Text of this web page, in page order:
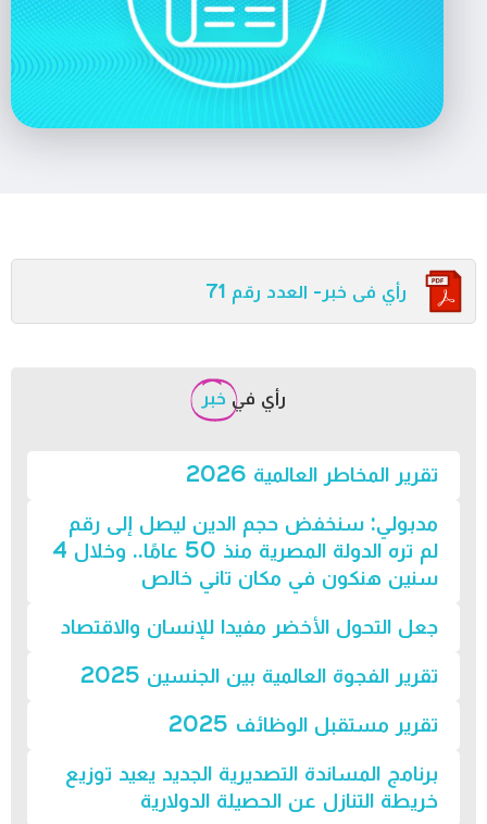
رأي فى خبر- العدد رقم 71
رأي في خبر
تقرير المخاطر العالمية 2026
مدبولي: سنخفض حجم الدين ليصل إلى رقم
لم تره الدولة المصرية منذ 50 عامًا.. وخلال 4
سنين هنكون في مكان تاني خالص
جعل التحول الأخضر مفيدا للإنسان والاقتصاد
تقرير الفجوة العالمية بين الجنسين 2025
تقرير مستقبل الوظائف 2025
برنامج المساندة التصديرية الجديد يعيد توزيع
خريطة التنازل عن الحصيلة الدولارية